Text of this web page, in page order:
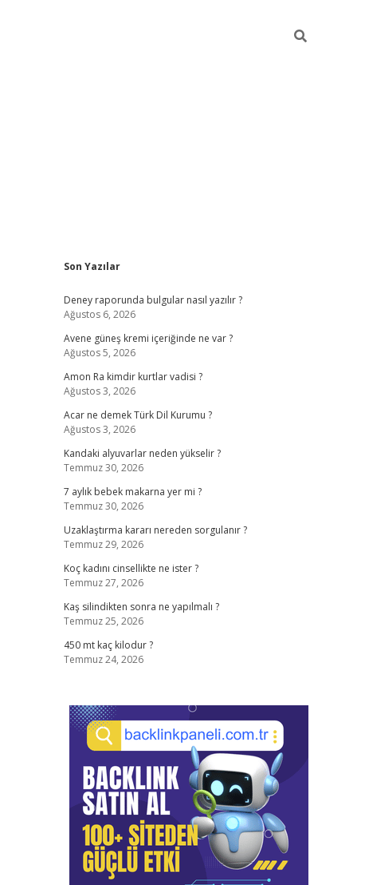
Sidebar
Son Yazılar
Deney raporunda bulgular nasıl yazılır ?
Ağustos 6, 2026
Avene güneş kremi içeriğinde ne var ?
Ağustos 5, 2026
Amon Ra kimdir kurtlar vadisi ?
Ağustos 3, 2026
Acar ne demek Türk Dil Kurumu ?
Ağustos 3, 2026
Kandaki alyuvarlar neden yükselir ?
Temmuz 30, 2026
7 aylık bebek makarna yer mi ?
Temmuz 30, 2026
Uzaklaştırma kararı nereden sorgulanır ?
Temmuz 29, 2026
Koç kadını cinsellikte ne ister ?
Temmuz 27, 2026
Kaş silindikten sonra ne yapılmalı ?
Temmuz 25, 2026
450 mt kaç kilodur ?
Temmuz 24, 2026